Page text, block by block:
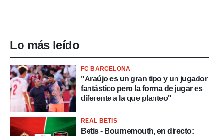
Lo más leído
FC BARCELONA
"Araújo es un gran tipo y un jugador
fantástico pero la forma de jugar es
diferente a la que planteo"
REAL BETIS
Betis - Bournemouth, en directo: